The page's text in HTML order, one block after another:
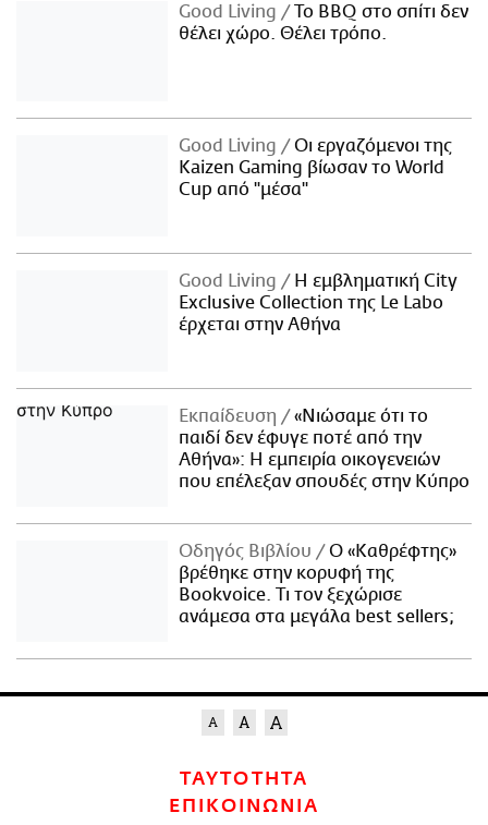
Good Living
Το BBQ στο σπίτι δεν
θέλει χώρο. Θέλει τρόπο.
Good Living
Οι εργαζόμενοι της
Kaizen Gaming βίωσαν το World
Cup από "μέσα"
Good Living
Η εμβληματική City
Exclusive Collection της Le Labo
έρχεται στην Αθήνα
Εκπαίδευση
«Νιώσαμε ότι το
παιδί δεν έφυγε ποτέ από την
Αθήνα»: Η εμπειρία οικογενειών
που επέλεξαν σπουδές στην Κύπρο
Οδηγός Βιβλίου
Ο «Καθρέφτης»
βρέθηκε στην κορυφή της
Bookvoice. Τι τον ξεχώρισε
ανάμεσα στα μεγάλα best sellers;
ΤΑΥΤΟΤΗΤΑ
ΕΠΙΚΟΙΝΩΝΙΑ